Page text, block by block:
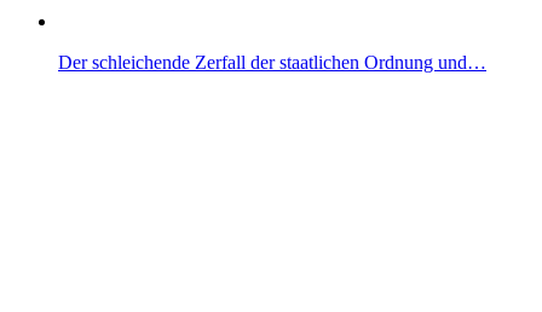
Der schleichende Zerfall der staatlichen Ordnung und…